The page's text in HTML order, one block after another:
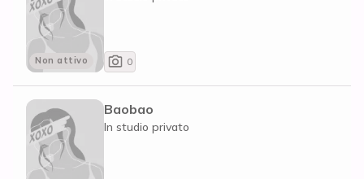
Non attivo 0
Baobao
In studio privato